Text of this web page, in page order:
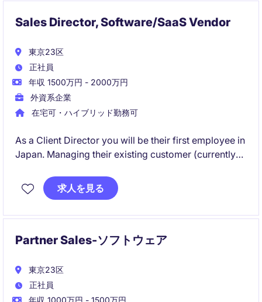
Sales Director, Software/SaaS Vendor
東京23区
正社員
年収 1500万円 - 2000万円
外資系企業
在宅可・ハイブリッド勤務可
As a Client Director you will be their first employee in
Japan. Managing their existing customer (currently
customers.求人を見る
Partner Sales-ソフトウェア
東京23区
正社員
年収 1000万円 - 1500万円